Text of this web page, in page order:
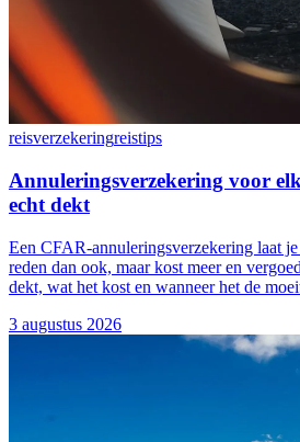
reisverzekeringreistips
Annuleringsverzekering voor
echt dekt
Een CFAR-annuleringsverzekering laat
reden dan ook, maar kost meer en
dekt, wat het kost en wanneer het de
3 augustus 2026